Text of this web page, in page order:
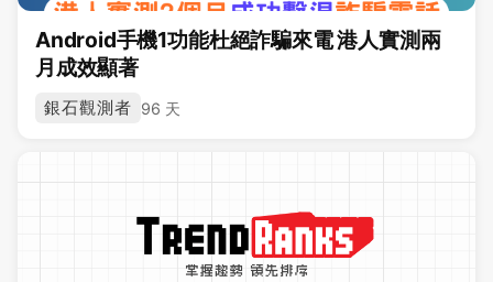
Android手機1功能杜絕詐騙來電 港人實測兩
月成效顯著
銀石觀測者 96 天